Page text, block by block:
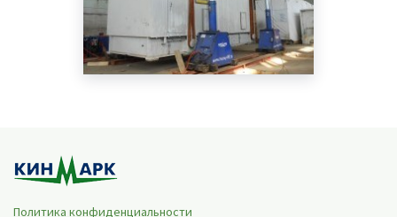
Политика конфиденциальности